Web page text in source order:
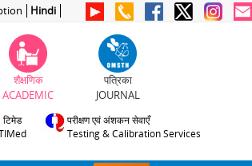
Hindi
शैक्षणिक
ACADEMIC
पत्रिका
JOURNAL
टिमेड
परीक्षण एवं अंशकन सेवाएँ
Testing & Calibration Services